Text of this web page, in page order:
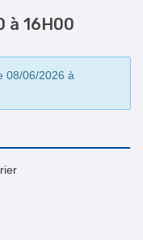
à 16H00
08/06/2026 à